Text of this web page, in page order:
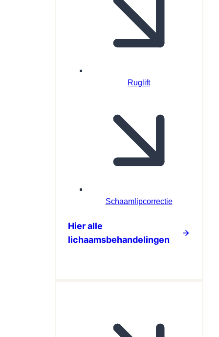
Ruglift
Schaamlipcorrectie
Hier alle
lichaamsbehandelingen